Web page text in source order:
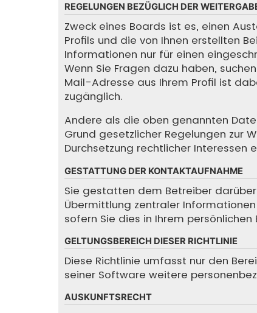
REGELUNGEN BEZÜGLICH DER
Zweck eines Boards ist es, einen
Profils und die von Ihnen erstellten
Informationen nur für einen
Wenn Sie Fragen dazu haben,
Mail-Adresse aus Ihrem Profil ist
zugänglich.
Andere als die oben genannten
Grund gesetzlicher Regelungen zur
Durchsetzung rechtlicher Interessen
GESTATTUNG DER KONTAKTAUFNAHME
Sie gestatten dem Betreiber
Übermittlung zentraler
sofern Sie dies in Ihrem
GELTUNGSBEREICH DIESER RICHTLINIE
Diese Richtlinie umfasst nur den
seiner Software weitere
AUSKUNFTSRECHT